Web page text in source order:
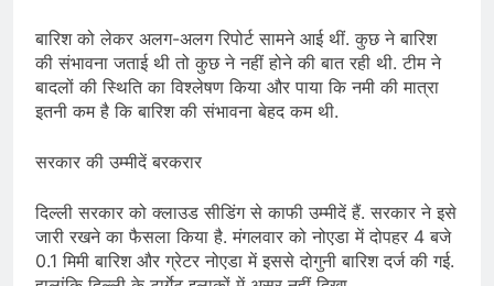
बारिश को लेकर अलग-अलग रिपोर्ट सामने आई थीं. कुछ ने बारिश
की संभावना जताई थी तो कुछ ने नहीं होने की बात रही थी. टीम ने
बादलों की स्थिति का विश्लेषण किया और पाया कि नमी की मात्रा
इतनी कम है कि बारिश की संभावना बेहद कम थी.
सरकार की उम्मीदें बरकरार
दिल्ली सरकार को क्लाउड सीडिंग से काफी उम्मीदें हैं. सरकार ने इसे
जारी रखने का फैसला किया है. मंगलवार को नोएडा में दोपहर 4 बजे
0.1 मिमी बारिश और ग्रेटर नोएडा में इससे दोगुनी बारिश दर्ज की गई.